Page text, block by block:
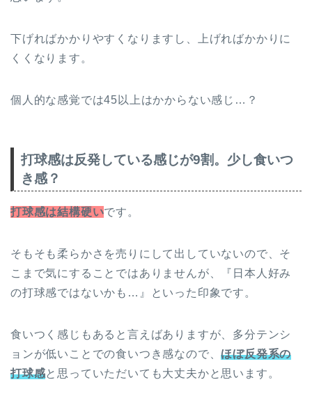
下げればかかりやすくなりますし、上げればかかりに
くくなります。
個人的な感覚では45以上はかからない感じ…？
打球感は反発している感じが9割。少し食いつ
き感？
打球感は結構硬いです。
そもそも柔らかさを売りにして出していないので、そ
こまで気にすることではありませんが、『日本人好み
の打球感ではないかも…』といった印象です。
食いつく感じもあると言えばありますが、多分テンシ
ョンが低いことでの食いつき感なので、ほぼ反発系の
打球感と思っていただいても大丈夫かと思います。